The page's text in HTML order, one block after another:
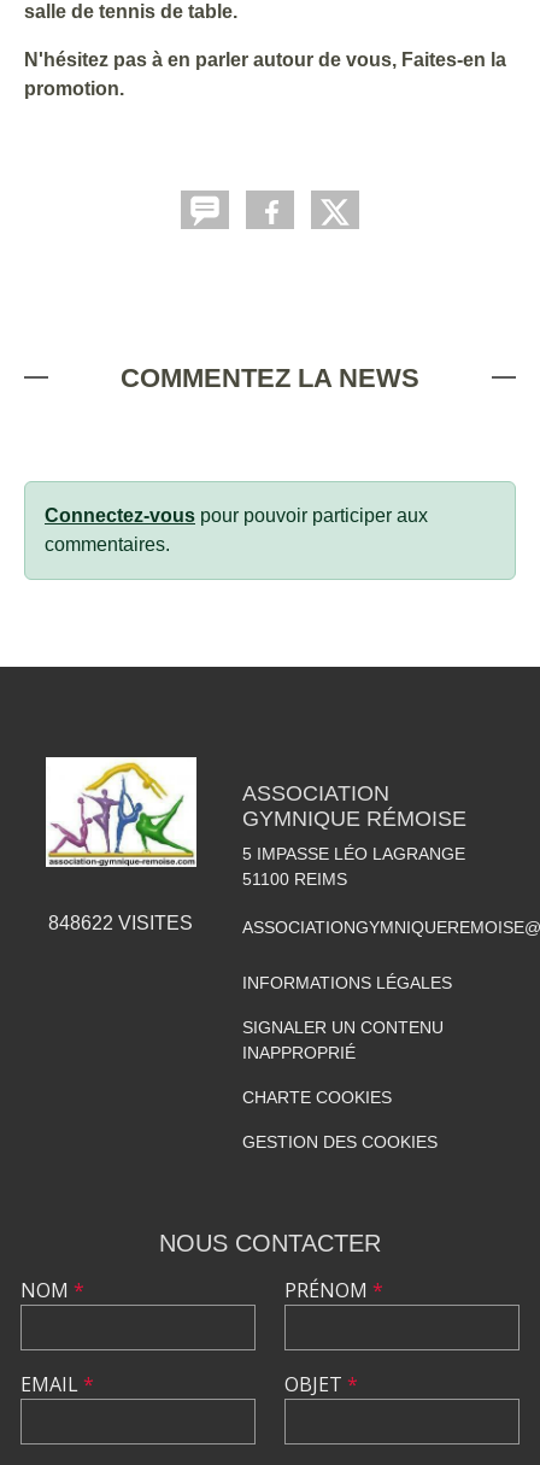
salle de tennis de table.
N'hésitez pas à en parler autour de vous, Faites-en la
promotion.
COMMENTEZ LA NEWS
Connectez-vous pour pouvoir participer aux
commentaires.
848622 VISITES
ASSOCIATION
GYMNIQUE RÉMOISE
5 IMPASSE LÉO LAGRANGE
51100 REIMS
INFORMATIONS LÉGALES
SIGNALER UN CONTENU
INAPPROPRIÉ
CHARTE COOKIES
GESTION DES COOKIES
NOUS CONTACTER
NOM *
EMAIL*
PRÉNOM *
OBJET *